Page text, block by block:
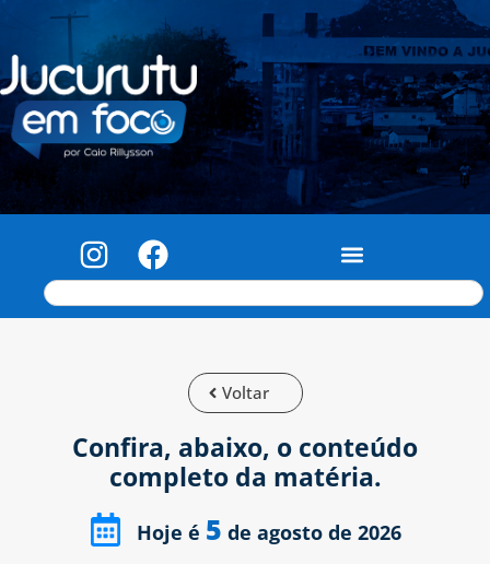
Voltar
Confira, abaixo, o conteúdo
completo da matéria.
Hoje é 5 de agosto de 2026